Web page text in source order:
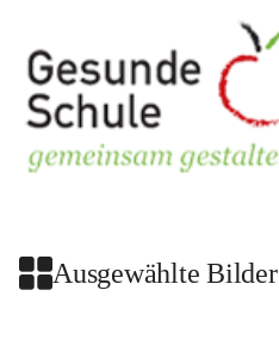
Ausgewählte Bilder